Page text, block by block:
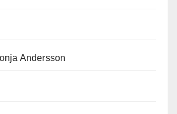
Andersson